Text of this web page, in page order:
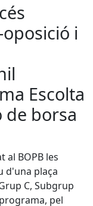
i
Escolta
de borsa
al BOPB les
d'una plaça
C, Subgrup
pel